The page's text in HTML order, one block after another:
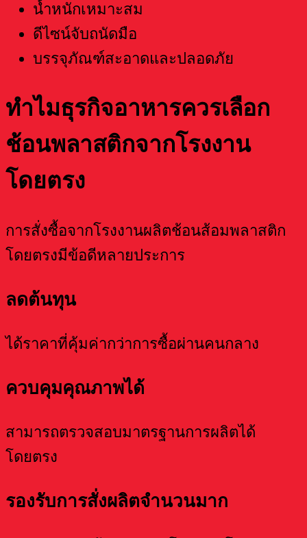
น้ำหนักเหมาะสม
ดีไซน์จับถนัดมือ
บรรจุภัณฑ์สะอาดและปลอดภัย
ทำไมธุรกิจอาหารควรเลือก
ช้อนพลาสติกจากโรงงาน
โดยตรง
การสั่งซื้อจากโรงงานผลิตช้อนส้อมพลาสติก
โดยตรงมีข้อดีหลายประการ
ลดต้นทุน
ได้ราคาที่คุ้มค่ากว่าการซื้อผ่านคนกลาง
ควบคุมคุณภาพได้
สามารถตรวจสอบมาตรฐานการผลิตได้
โดยตรง
รองรับการสั่งผลิตจำนวนมาก